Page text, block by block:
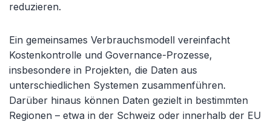
reduzieren.
Ein gemeinsames Verbrauchsmodell vereinfacht
Kostenkontrolle und Governance-Prozesse,
insbesondere in Projekten, die Daten aus
unterschiedlichen Systemen zusammenführen.
Darüber hinaus können Daten gezielt in bestimmten
Regionen – etwa in der Schweiz oder innerhalb der EU